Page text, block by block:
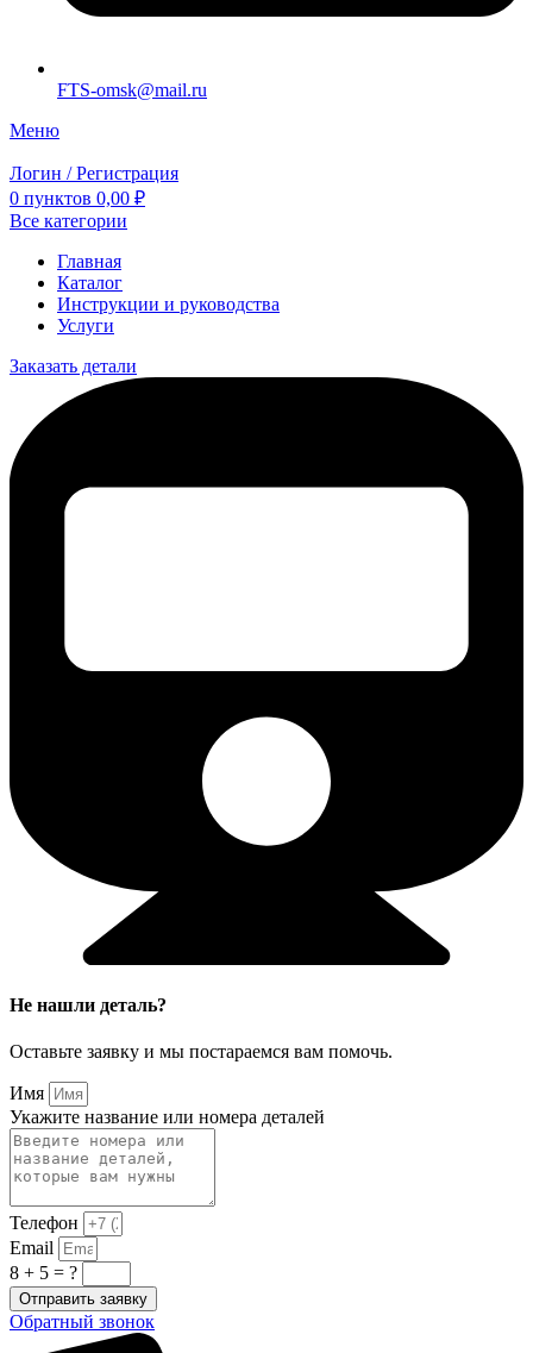
FTS-omsk@mail.ru
Меню
Логин / Регистрация
0 пунктов 0,00 ₽
Все категории
Главная
Каталог
Инструкции и руководства
Услуги
Заказать детали
Не нашли деталь?
Оставьте заявку и мы постараемся вам помочь.
Имя
Укажите название или номера деталей
Телефон
Email
8 + 5 = ?
Отправить заявку
Обратный звонок